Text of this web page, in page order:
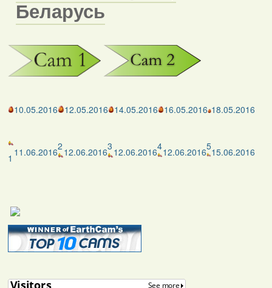
Беларусь
10.05.2016 12.05.2016 14.05.2016 16.05.2016 18.05.2016
1 11.06.20162 12.06.20163 12.06.2016412.06.2016515.06.2016